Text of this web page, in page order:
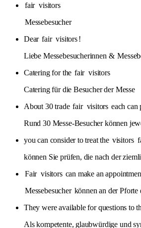
fair visitors
Messebesucher
Dear fair visitors!
Liebe Messebesucherinnen &
Catering for the fair visitors
Catering für die Besucher der Messe
About 30 trade fair visitors each can
Rund 30 Messe-Besucher können
you can consider to treat the visitors
können Sie prüfen, die nach der
Fair visitors can make an
Messebesucher können an der Pforte
They were available for questions to
Als kompetente, glaubwürdige und